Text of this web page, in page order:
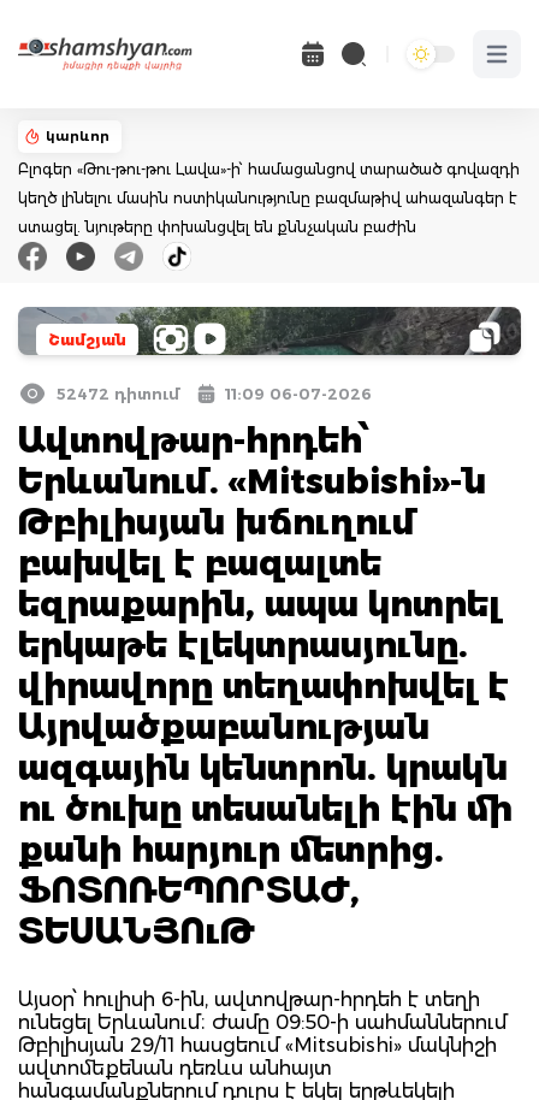
Open
կարևոր
Բլոգեր «Թու-թու-թու Լավա»-ի՝ համացանցով տարածած գովազդի
կեղծ լինելու մասին ոստիկանությունը բազմաթիվ ահազանգեր է
ստացել. նյութերը փոխանցվել են քննչական բաժին
Շամշյան
52472 դիտում 11:09 06-07-2026
Ավտովթար-հրդեհ՝
Երևանում. «Mitsubishi»-ն
Թբիլիսյան խճուղում
բախվել է բազալտե
եզրաքարին, ապա կոտրել
երկաթե էլեկտրասյունը.
վիրավորը տեղափոխվել է
Այրվածքաբանության
ազգային կենտրոն. կրակն
ու ծուխը տեսանելի էին մի
քանի հարյուր մետրից.
ՖՈՏՈՌԵՊՈՐՏԱԺ,
ՏԵՍԱՆՅՈւԹ
Այսօր՝ հուլիսի 6-ին, ավտովթար-հրդեհ է տեղի
ունեցել Երևանում։ Ժամը 09:50-ի սահմաններում
Թբիլիսյան 29/11 հասցեում «Mitsubishi» մակնիշի
ավտոմեքենան դեռևս անհայտ
հանգամանքներում դուրս է եկել երթևեկելի